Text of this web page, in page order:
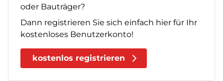
oder Bauträger?
Dann registrieren Sie sich einfach hier für Ihr
kostenloses Benutzerkonto!
kostenlos registrieren